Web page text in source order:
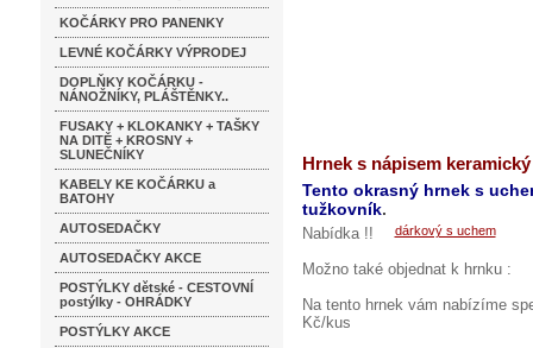
KOČÁRKY PRO PANENKY
LEVNÉ KOČÁRKY VÝPRODEJ
DOPLŇKY KOČÁRKU -
NÁNOŽNÍKY, PLÁŠTĚNKY..
FUSAKY + KLOKANKY + TAŠKY
NA DITĚ + KROSNY +
SLUNEČNÍKY
KABELY KE KOČÁRKU a
BATOHY
AUTOSEDAČKY
AUTOSEDAČKY AKCE
POSTÝLKY dětské - CESTOVNÍ
postýlky - OHRÁDKY
POSTÝLKY AKCE
Hrnek s nápisem
Tento okrasný hrnek s
tužkovník.
Nabídka !!
Možno také objednat k hrnku :
Na tento hrnek vám nabízíme
Kč/kus